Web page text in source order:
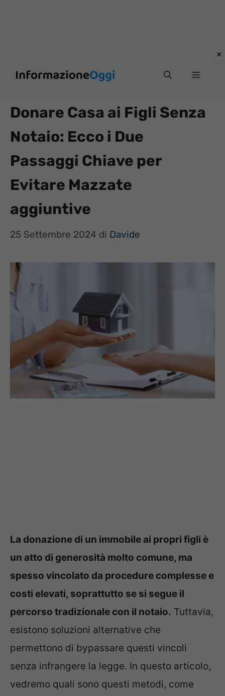
Menu
Donare Casa ai Figli Senza
Notaio: Ecco i Due
Passaggi Chiave per
Evitare Mazzate
aggiuntive
25 Settembre 2024 di Davide
La donazione di un immobile ai propri figli è
un atto di generosità molto comune, ma
spesso vincolato da procedure complesse e
costi elevati, soprattutto se si segue il
percorso tradizionale con il notaio. Tuttavia,
esistono soluzioni alternative che
permettono di bypassare questi vincoli
senza infrangere la legge. In questo articolo,
vedremo quali sono questi metodi, come